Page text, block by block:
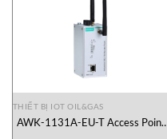
THIẾT BỊ IOT OIL&GAS
AWK-1131A-EU-T Access Point